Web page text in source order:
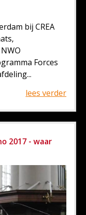
bij CREA
Forces
lees verder
2017 - waar